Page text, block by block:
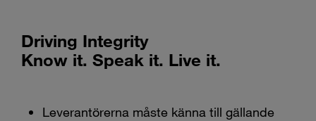
Driving Integrity
Know it. Speak it. Live it.
Leverantörerna måste känna till gällande